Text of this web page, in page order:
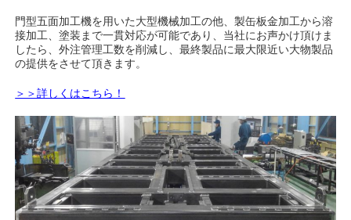
門型五面加工機を用いた大型機械加工の他、製缶板金加工から溶
接加工、塗装まで一貫対応が可能であり、当社にお声かけ頂けま
したら、外注管理工数を削減し、最終製品に最大限近い大物製品
の提供をさせて頂きます。
＞＞詳しくはこちら！